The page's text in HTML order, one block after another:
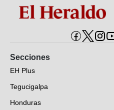
Secciones
EH Plus
Tegucigalpa
Honduras